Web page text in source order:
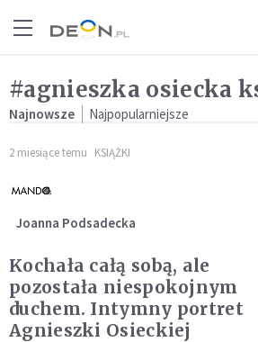
#agnieszka osiecka
Najnowsze Najpopularniejsze
2 miesiące temu KSIĄŻKI
Joanna Podsadecka
Kochała całą sobą, ale
pozostała niespokojnym
duchem. Intymny portret
Agnieszki Osieckiej